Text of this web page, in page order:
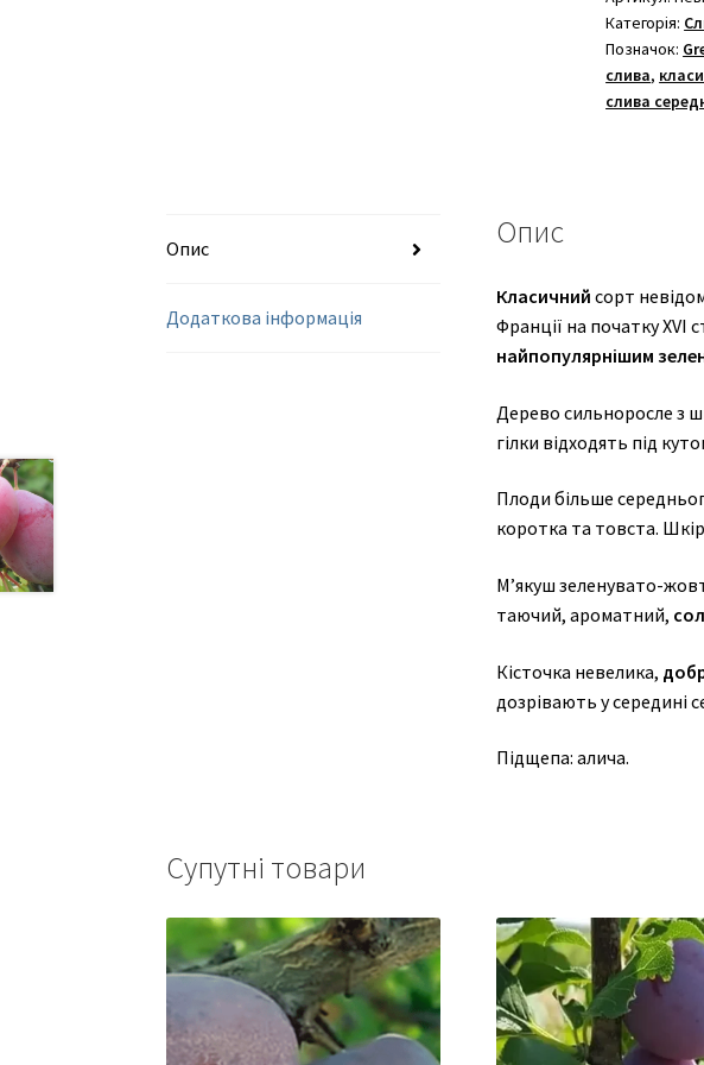
Категорія:
Позначок:
слива,
слива
Опис
Додаткова інформація
Опис
Класичний сорт
Франції на початку XVI
найпопулярнішим
Дерево сильноросле з
гілки відходять під
Плоди більше
коротка та товста.
М’якуш зеленувато-
таючий, ароматний,
Кісточка невелика,
дозрівають у середині
Підщепа: алича.
Супутні товари